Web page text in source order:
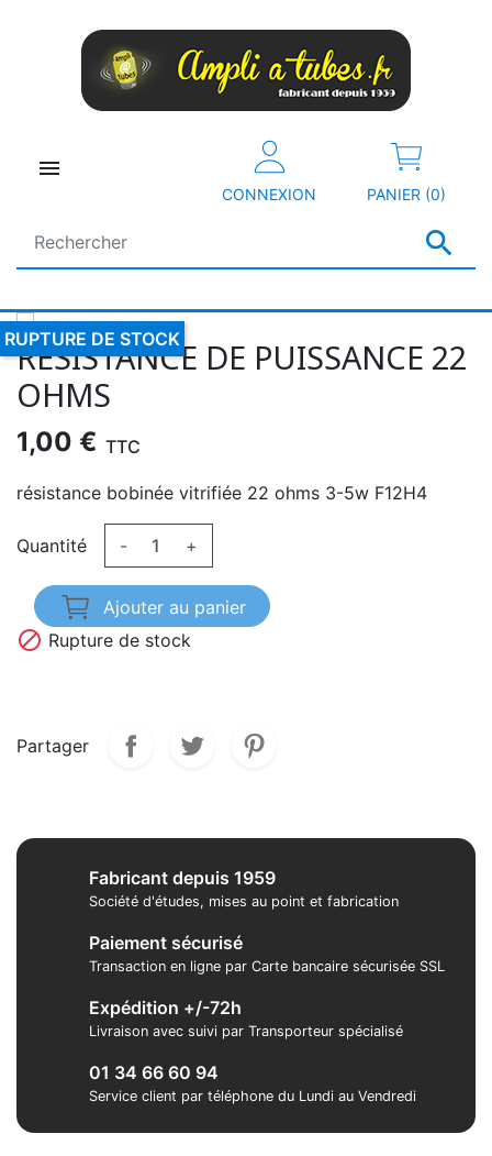


CONNEXION PANIER (0)
RUPTURE DE STOCK
RESISTANCE DE PUISSANCE 22
OHMS
1,00 € TTC
résistance bobinée vitrifiée 22 ohms 3-5w F12H4
Quantité - +
Ajouter au panier
 Rupture de stock
Partager
Fabricant depuis 1959
Société d'études, mises au point et fabrication
Paiement sécurisé
Transaction en ligne par Carte bancaire sécurisée SSL
Expédition +/-72h
Livraison avec suivi par Transporteur spécialisé
01 34 66 60 94
Service client par téléphone du Lundi au Vendredi